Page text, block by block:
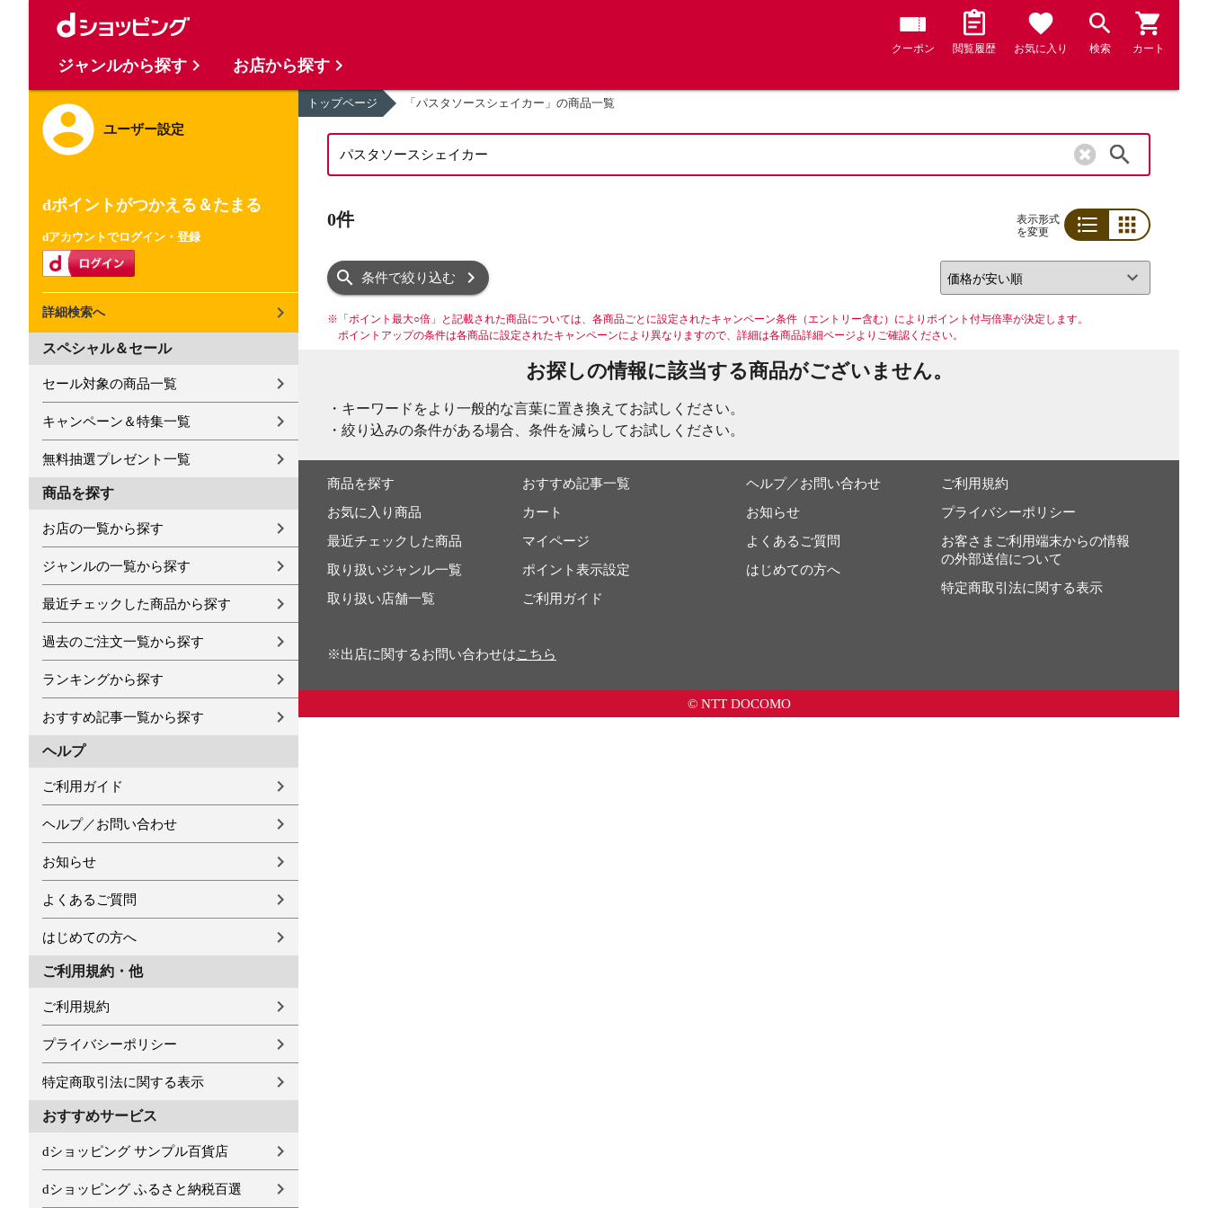
クーポン 閲覧履歴 お気に入り 検索 カート
ユーザー設定
dポイントがつかえる＆たまる
dアカウントでログイン・登録
詳細検索へ
スペシャル＆セール
セール対象の商品一覧
キャンペーン＆特集一覧
無料抽選プレゼント一覧
商品を探す
お店の一覧から探す
ジャンルの一覧から探す
最近チェックした商品から探す
過去のご注文一覧から探す
ランキングから探す
おすすめ記事一覧から探す
ヘルプ
ご利用ガイド
ヘルプ／お問い合わせ
お知らせ
よくあるご質問
はじめての方へ
ご利用規約・他
ご利用規約
プライバシーポリシー
特定商取引法に関する表示
おすすめサービス
dショッピング サンプル百貨店
dショッピング ふるさと納税百選
トップページ 「パスタソースシェイカー」の商品一覧
0件
表示形式
を変更
条件で絞り込む
※ 「ポイント最大○倍」と記載された商品については、各商品ごとに設定されたキャンペーン条件（エントリー含む）によりポイント付与倍率が決定します。
ポイントアップの条件は各商品に設定されたキャンペーンにより異なりますので、詳細は各商品詳細ページよりご確認ください。
お探しの情報に該当する商品がございません。
・キーワードをより一般的な言葉に置き換えてお試しください。
・絞り込みの条件がある場合、条件を減らしてお試しください。
商品を探す
お気に入り商品
最近チェックした商品
取り扱いジャンル一覧
取り扱い店舗一覧
おすすめ記事一覧
カート
マイページ
ポイント表示設定
ご利用ガイド
ヘルプ／お問い合わせ
お知らせ
よくあるご質問
はじめての方へ
ご利用規約
プライバシーポリシー
お客さまご利用端末からの情報
の外部送信について
特定商取引法に関する表示
※出店に関するお問い合わせはこちら
© NTT DOCOMO
ジャンルから探す お店から探す